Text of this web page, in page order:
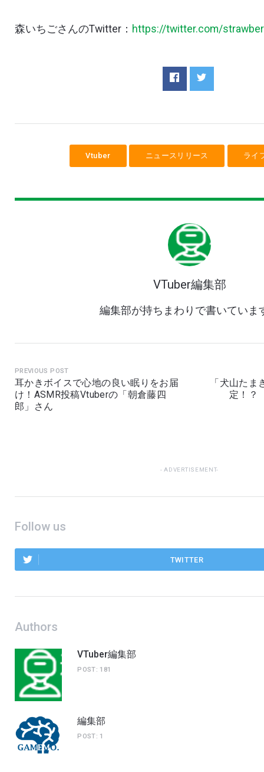
森いちごさんのTwitter： https://twitter.com/
Vtuber ニュースリリース ライ
VTuber編集部
編集部が持ちまわりで書いていま
PREVIOUS POST
耳かきボイスで心地の良い眠りをお届
け！ASMR投稿Vtuberの「朝倉藤四
郎」さん
「犬山た
定！？
ADVERTISEMENT
Follow us
TWITTER
Authors
VTuber編集部
POST: 181
編集部
POST: 1